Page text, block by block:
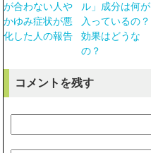
が合わない人や
かゆみ症状が悪
化した人の報告
ル」成分は何が
入っているの？
効果はどうな
の？
コメントを残す